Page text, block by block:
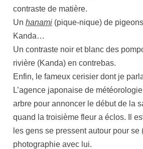
contraste de matière.
Unhanami (pique-nique) de
Kanda…
Un contraste noir et blanc des
rivière (Kanda) en contrebas.
Enfin, le fameux cerisier dont je
L’agence japonaise de
arbre pour annoncer le début de la
quand la troisième fleur a éclos. Il
les gens se pressent autour pour se
photographie avec lui.